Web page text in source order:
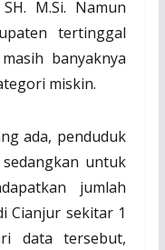
M.Si. Namun
tertinggal
banyaknya
miskin.
ada, penduduk
untuk
jumlah
Cianjur sekitar 1
data tersebut,